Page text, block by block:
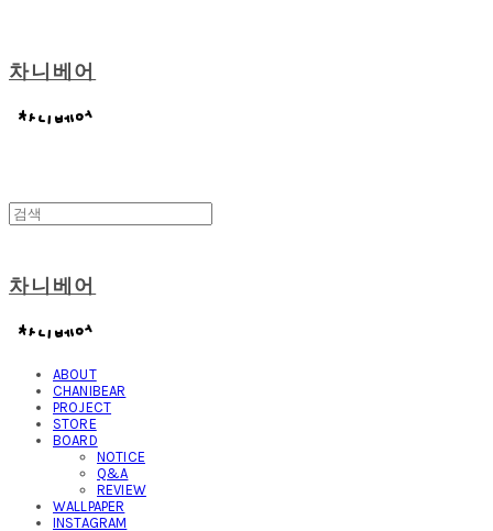
차니베어
차니베어
ABOUT
CHANIBEAR
PROJECT
STORE
BOARD
NOTICE
Q&A
REVIEW
WALLPAPER
INSTAGRAM